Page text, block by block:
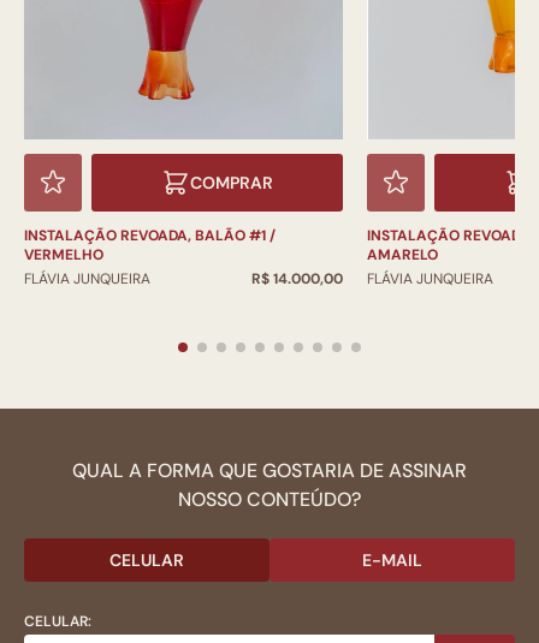
COMPRAR
INSTALAÇÃO REVOADA, BALÃO #1 /
VERMELHO
FLÁVIA JUNQUEIRA
R$ 14.000,00
INSTALAÇÃO
AMARELO
FLÁVIA JUNQUEIRA
QUAL A FORMA QUE GOSTARIA DE ASSINAR
NOSSO CONTEÚDO?
CELULAR E-MAIL
CELULAR: